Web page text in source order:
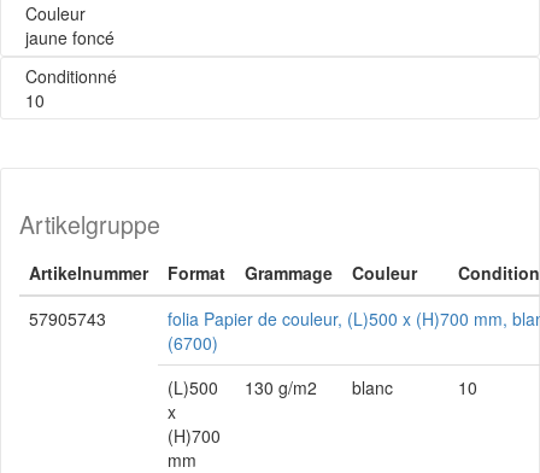
Couleur
jaune foncé
Conditionné
10
Artikelgruppe
Artikelnummer Format Grammage Couleur
57905743
folia Papier de couleur, (L)500 x (H)700 mm,
(6700)
(L)500
x
(H)700
mm
130 g/m2 blanc 10